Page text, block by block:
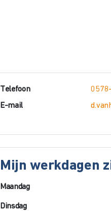
Telefoon
E-mail
Mijn werkdagen
Maandag
Dinsdag